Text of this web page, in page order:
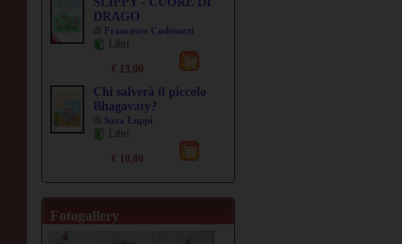
DRAGO
di Francesco Codenotti
Libri
€ 13,00
Chi salverà il piccolo
Bhagavaty?
di Sara Luppi
Libri
€ 10,00
Fotogallery